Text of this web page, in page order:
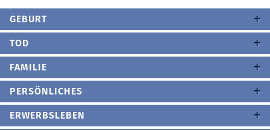
GEBURT
TOD
FAMILIE
PERSÖNLICHES
ERWERBSLEBEN